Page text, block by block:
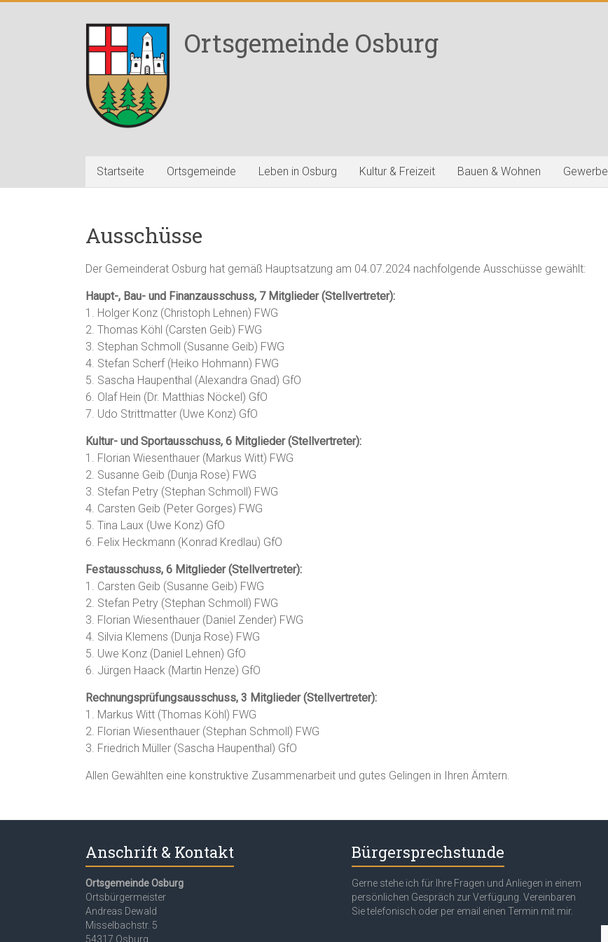
Ortsgemeinde Osburg
Startseite Ortsgemeinde Leben in Osburg Kultur & Freizeit Bauen & Wohnen Gewerbe
Ausschüsse
Der Gemeinderat Osburg hat gemäß Hauptsatzung am 04.07.2024 nachfolgende Ausschüsse gewählt:
Haupt-, Bau- und Finanzausschuss, 7 Mitglieder (Stellvertreter):
1. Holger Konz (Christoph Lehnen) FWG
2. Thomas Köhl (Carsten Geib) FWG
3. Stephan Schmoll (Susanne Geib) FWG
4. Stefan Scherf (Heiko Hohmann) FWG
5. Sascha Haupenthal (Alexandra Gnad) GfO
6. Olaf Hein (Dr. Matthias Nöckel) GfO
7. Udo Strittmatter (Uwe Konz) GfO
Kultur- und Sportausschuss, 6 Mitglieder (Stellvertreter):
1. Florian Wiesenthauer (Markus Witt) FWG
2. Susanne Geib (Dunja Rose) FWG
3. Stefan Petry (Stephan Schmoll) FWG
4. Carsten Geib (Peter Gorges) FWG
5. Tina Laux (Uwe Konz) GfO
6. Felix Heckmann (Konrad Kredlau) GfO
Festausschuss, 6 Mitglieder (Stellvertreter):
1. Carsten Geib (Susanne Geib) FWG
2. Stefan Petry (Stephan Schmoll) FWG
3. Florian Wiesenthauer (Daniel Zender) FWG
4. Silvia Klemens (Dunja Rose) FWG
5. Uwe Konz (Daniel Lehnen) GfO
6. Jürgen Haack (Martin Henze) GfO
Rechnungsprüfungsausschuss, 3 Mitglieder (Stellvertreter):
1. Markus Witt (Thomas Köhl) FWG
2. Florian Wiesenthauer (Stephan Schmoll) FWG
3. Friedrich Müller (Sascha Haupenthal) GfO
Allen Gewählten eine konstruktive Zusammenarbeit und gutes Gelingen in Ihren Ämtern.
Anschrift & Kontakt
Ortsgemeinde Osburg
Ortsbürgermeister
Andreas Dewald
Misselbachstr. 5
54317 Osburg
Bürgersprechstunde
Gerne stehe ich für Ihre Fragen und Anliegen in einem
persönlichen Gespräch zur Verfügung. Vereinbaren
Sie telefonisch oder per email einen Termin mit mir.